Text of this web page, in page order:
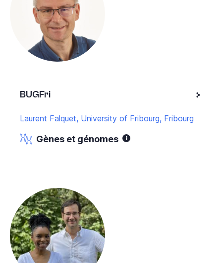
BUGFri
Laurent Falquet, University of Fribourg, Fribourg
Gènes et génomes